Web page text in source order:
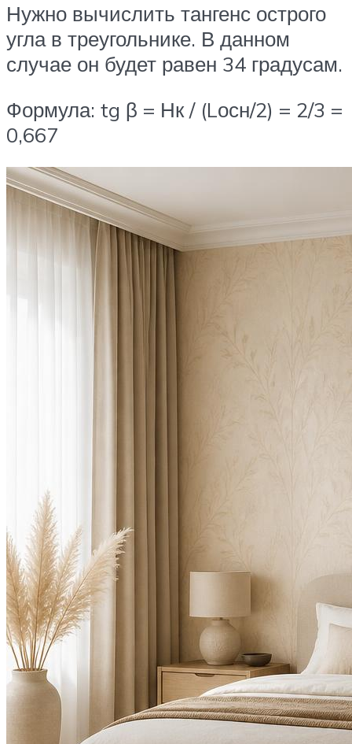
Нужно вычислить тангенс острого
угла в треугольнике. В данном
случае он будет равен 34 градусам.
Формула: tg β = Нк / (Lосн/2) = 2/3 =
0,667